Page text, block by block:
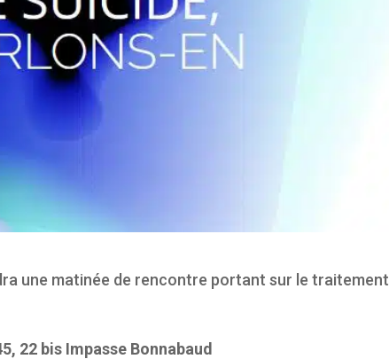
une matinée de rencontre portant sur le traitement
22 bis Impasse Bonnabaud